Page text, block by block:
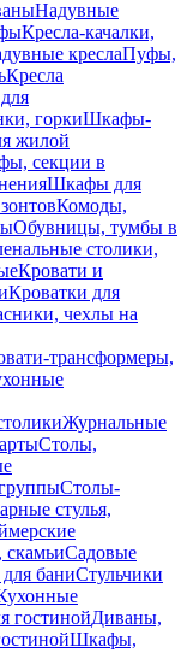
Надувные
Кресла-качалки,
креслаПуфы,
Кресла
горкиШкафы-
жилой
секции в
Шкафы для
Комоды,
Обувницы, тумбы в
столики,
Кровати и
Кроватки для
чехлы на
трансформеры,
Журнальные
Столы,
Столы-
стулья,
скамьиСадовые
баниСтульчики
гостинойДиваны,
Шкафы,